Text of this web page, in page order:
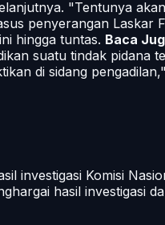
"Tentunya
penyerangan Laskar
hingga tuntas. Baca
suatu tindak pidana
di sidang
investigasi Komisi
hasil investigasi